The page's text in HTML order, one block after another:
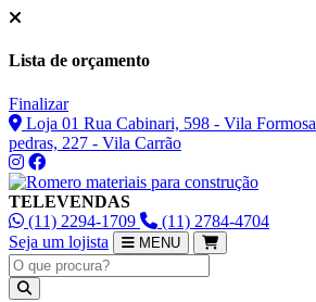
Lista de orçamento
Finalizar
Loja 01 Rua Cabinari, 598 - Vila Formosa
pedras, 227 - Vila Carrão
TELEVENDAS
(11) 2294-1709
(11) 2784-4704
Seja um lojista
MENU